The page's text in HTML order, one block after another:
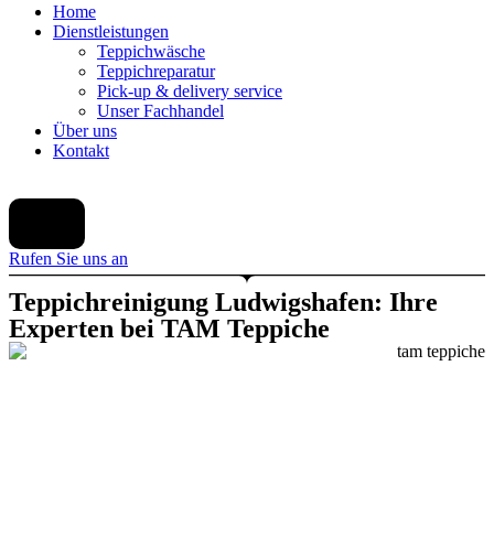
Home
Dienstleistungen
Teppichwäsche
Teppichreparatur
Pick-up & delivery service
Unser Fachhandel
Über uns
Kontakt
Rufen Sie uns an
Teppichreinigung Ludwigshafen: Ihre
Experten bei TAM Teppiche